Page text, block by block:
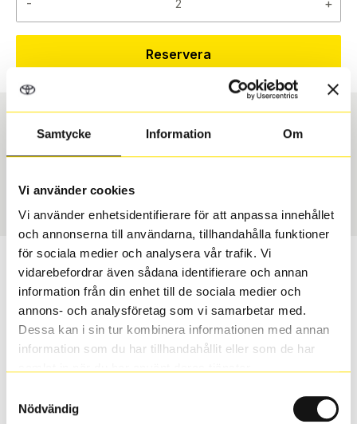
Samtycke Information Om
Vi använder cookies
Vi använder enhetsidentifierare för att anpassa innehållet
och annonserna till användarna, tillhandahålla funktioner
för sociala medier och analysera vår trafik. Vi
vidarebefordrar även sådana identifierare och annan
information från din enhet till de sociala medier och
annons- och analysföretag som vi samarbetar med.
Dessa kan i sin tur kombinera informationen med annan
information som du har tillhandahållit eller som de har
Nödvändig
- +
Reservera
Däcktyp
Sommar
Däckstorlek
205/60 R 16 96W
2695
Passar detta däck min bil?
Ange registreringsnummer för att se om det däck du
valt passar din bilmodell. Om du köper däck som skall
sättas på dina befintliga fälgar, se till att kolla en extra
inte vara samma dimension som bilen hade ut från